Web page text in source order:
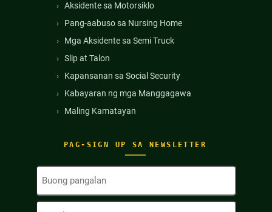
PAG-SIGN UP SA NEWSLETTER
Buong
(Kinakailangan)
Email
Aksidente sa Motorsiklo
Pang-aabuso sa Nursing Home
Mga Aksidente sa Semi Truck
Slip at Talon
Kapansanan sa Social Security
Kabayaran ng mga Manggagawa
Maling Kamatayan